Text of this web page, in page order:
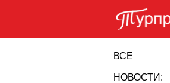
ВСЕ
НОВОСТИ: